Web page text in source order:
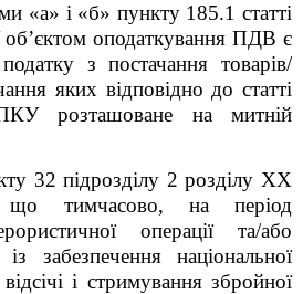
«а» і «б» пункту 185.1 статті
оподаткування ПДВ є
з постачання товарів/
яких відповідно до статті
розташоване на митній
32 підрозділу 2 розділу XX
тимчасово, на період
операції та/або
із забезпечення національної
і стримування збройної